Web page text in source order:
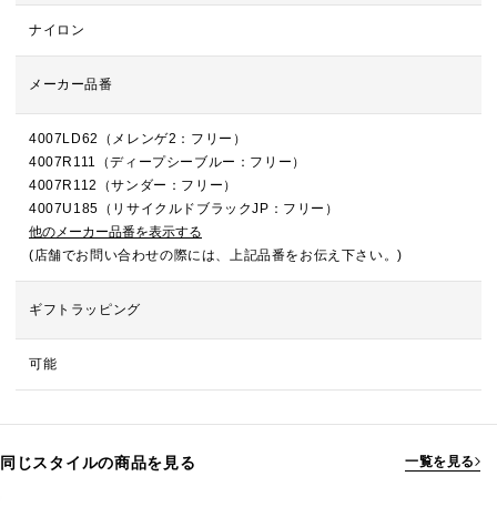
ナイロン
メーカー品番
4007LD62（メレンゲ2：フリー）
4007R111（ディープシーブルー：フリー）
4007R112（サンダー：フリー）
4007U185（リサイクルドブラックJP：フリー）
他のメーカー品番を表示する
(店舗でお問い合わせの際には、上記品番をお伝え下さい。)
ギフトラッピング
可能
同じスタイルの商品を見る 一覧を見る